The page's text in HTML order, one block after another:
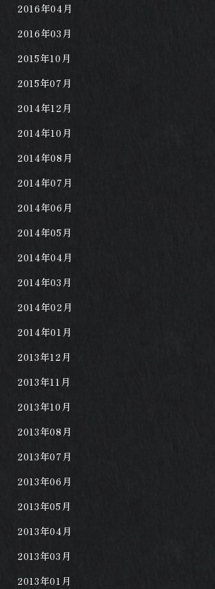
2016年04月
2016年03月
2015年10月
2015年07月
2014年12月
2014年10月
2014年08月
2014年07月
2014年06月
2014年05月
2014年04月
2014年03月
2014年02月
2014年01月
2013年12月
2013年11月
2013年10月
2013年08月
2013年07月
2013年06月
2013年05月
2013年04月
2013年03月
2013年01月